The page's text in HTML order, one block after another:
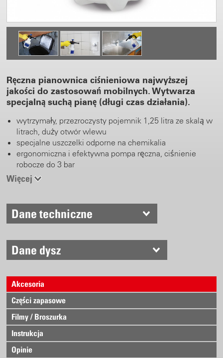
Ręczna pianownica ciśnieniowa najwyższej
jakości do zastosowań mobilnych. Wytwarza
specjalną suchą pianę (długi czas działania).
wytrzymały, przezroczysty pojemnik 1,25 litra ze skalą w
litrach, duży otwór wlewu
specjalne uszczelki odporne na chemikalia
ergonomiczna i efektywna pompa ręczna, ciśnienie
robocze do 3 bar
specjalna dysza pianowa do precyzyjnego pianowania
zawór bezpieczeństwa, przycisk z możliwością
Więcej
Dane techniczne
Dane dysz
Akcesoria
Części zapasowe
Filmy / Broszurka
Instrukcja
Opinie